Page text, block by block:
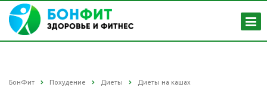
БонФит Похудение Диеты Диеты на кашах